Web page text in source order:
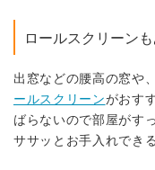
ロールスクリーンも
出窓などの腰高の窓や
ールスクリーンがおす
ばらないので部屋がす
ササッとお手入れでき